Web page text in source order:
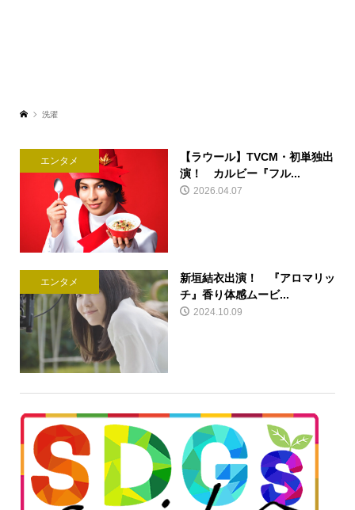
洗濯
エンタメ
【ラウール】TVCM・初単独出
演！ カルビー『フル...
2026.04.07
エンタメ
新垣結衣出演！ 『アロマリッ
チ』香り体感ムービ...
2024.10.09